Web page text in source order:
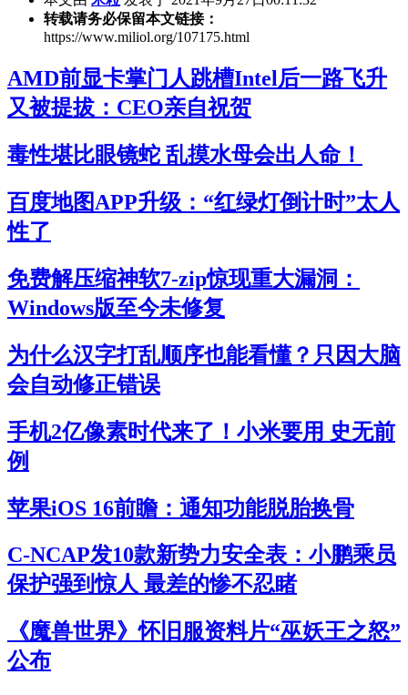
转载请务必保留本文链接：
https://www.miliol.org/107175.html
AMD前显卡掌门人跳槽Intel后一路飞升
又被提拔：CEO亲自祝贺
毒性堪比眼镜蛇 乱摸水母会出人命！
百度地图APP升级：“红绿灯倒计时”太人
性了
免费解压缩神软7-zip惊现重大漏洞：
Windows版至今未修复
为什么汉字打乱顺序也能看懂？只因大脑
会自动修正错误
手机2亿像素时代来了！小米要用 史无前
例
苹果iOS 16前瞻：通知功能脱胎换骨
C-NCAP发10款新势力安全表：小鹏乘员
保护强到惊人 最差的惨不忍睹
《魔兽世界》怀旧服资料片“巫妖王之怒”
公布